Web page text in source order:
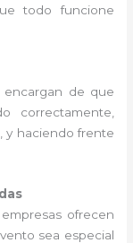
todo funcione
encargan de que
correctamente,
y haciendo frente
ofrecen
sea especial